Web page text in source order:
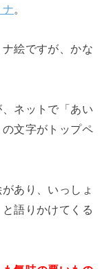
ナ
絵ですが、かな
ネットで「あい
文字がトップペ
あり、いっしょ
語りかけてくる